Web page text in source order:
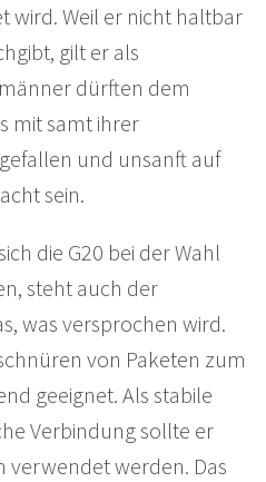
wird. Weil er nicht haltbar
gilt er als
dürften dem
mit samt ihrer
und unsanft auf
sein.
die G20 bei der Wahl
steht auch der
was versprochen wird.
von Paketen zum
geeignet. Als stabile
Verbindung sollte er
verwendet werden. Das